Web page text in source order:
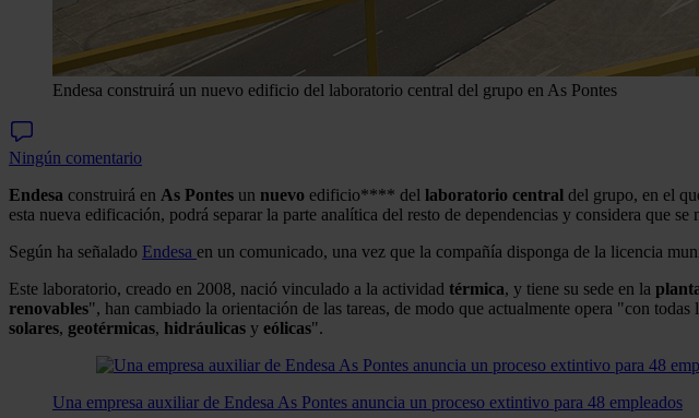
Endesa construirá un nuevo edificio del laboratorio central del grupo en As Pontes
Ningún comentario
Endesa construirá en As Pontes un nuevo edificio**** del laboratorio central del grupo, en el
esta nueva edificación, podrá separar la parte analítica del resto de dependencias y considera que
Según ha señalado Endesa en un comunicado, una vez que la compañía disponga de la licencia
Este laboratorio, creado en 2008, nació vinculado a la actividad térmica, y tiene su sede en la
renovables", han cambiado la orientación de las tareas, de modo que actualmente opera "con
solares, geotérmicas, hidráulicas y eólicas".
Una empresa auxiliar de Endesa As Pontes anuncia un proceso extintivo para 48 empleados